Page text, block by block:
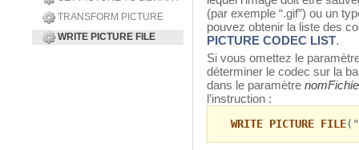
TRANSFORM PICTURE
WRITE PICTURE FILE
(par exemple “.gif”) ou un
pouvez obtenir la liste des
PICTURE CODEC LIST.
Si vous omettez le
déterminer le codec sur la
dans le paramètre
l’instruction :
WRITE PICTURE FILE